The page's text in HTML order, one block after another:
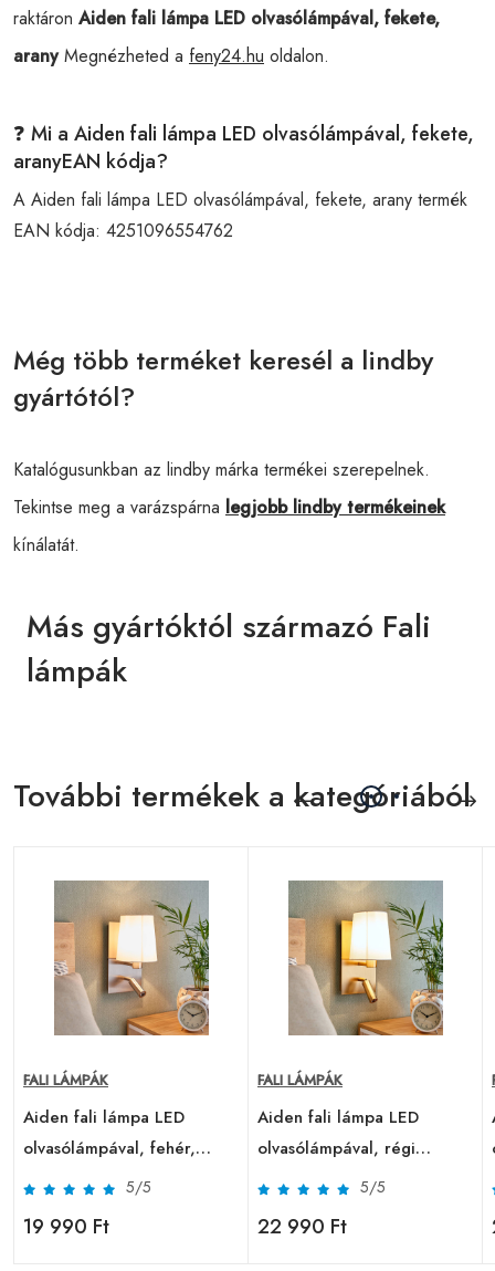
raktáron Aiden fali lámpa LED olvasólámpával, fekete,
aranyMegnézheted a feny24.hu oldalon.
❓ Mi a Aiden fali lámpa LED olvasólámpával, fekete,
aranyEAN kódja?
A Aiden fali lámpa LED olvasólámpával, fekete, arany termék
EAN kódja: 4251096554762
Még több terméket keresél a lindby
gyártótól?
Katalógusunkban az lindby márka termékei szerepelnek.
Tekintse meg a varázspárna legjobb lindby termékeinek
kínálatát.
Más gyártóktól származó Fali
lámpák
További termékek a kategóriából
FALI LÁMPÁK
Aiden fali lámpa LED
olvasólámpával, fehér,
nikkel
5/5
19 990 Ft
FALI LÁMPÁK
Aiden fali lámpa LED
olvasólámpával, régi
sárgaréz
5/5
22 990 Ft